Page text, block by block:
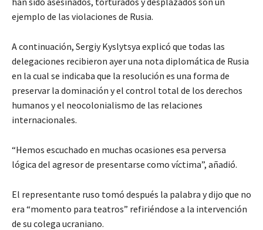
ejemplo de las violaciones de Rusia.
A continuación, Sergiy Kyslytsya explicó que todas las
delegaciones recibieron ayer una nota diplomática de Rusia
en la cual se indicaba que la resolución es una forma de
preservar la dominación y el control total de los derechos
humanos y el neocolonialismo de las relaciones
internacionales.
“Hemos escuchado en muchas ocasiones esa perversa
lógica del agresor de presentarse como víctima”, añadió.
El representante ruso tomó después la palabra y dijo que no
era “momento para teatros” refiriéndose a la intervención
de su colega ucraniano.